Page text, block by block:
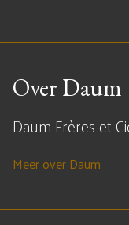
Over Daum
Daum Frères et
Meer over Daum